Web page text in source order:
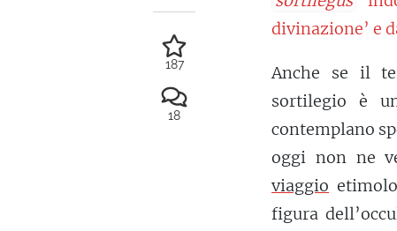
divinazione’ e
Anche se il
sortilegio è
contemplano
oggi non ne
viaggio
figura
187
18